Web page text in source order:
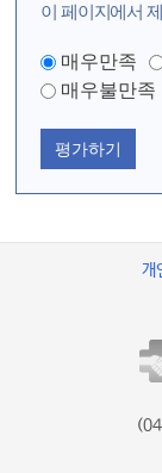
이 페이지에서
매우만족
매우불만족
평가하기
개